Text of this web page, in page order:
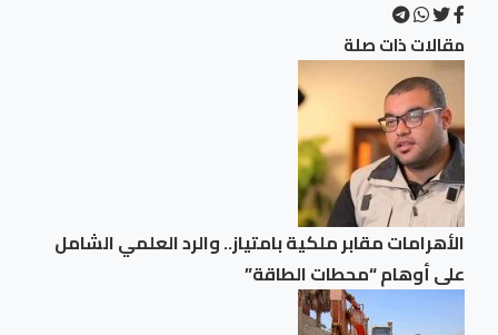
مقالات ذات صلة
الأهرامات مقابر ملكية بامتياز.. والرد العلمي الشامل
على أوهام “محطات الطاقة”